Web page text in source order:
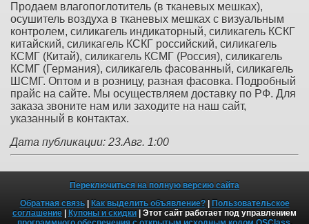
Продаем влагопоглотитель (в тканевых мешках),
осушитель воздуха в тканевых мешках с визуальным
контролем, силикагель индикаторный, силикагель КСКГ
китайский, силикагель КСКГ российский, силикагель
КСМГ (Китай), силикагель КСМГ (Россия), силикагель
КСМГ (Германия), силикагель фасованный, силикагель
ШСМГ. Оптом и в розницу, разная фасовка. Подробный
прайс на сайте. Мы осуществляем доставку по РФ. Для
заказа звоните нам или заходите на наш сайт,
указанный в контактах.
Дата публикации: 23.Авг. 1:00
Переключиться на полную версию сайта
Обратная связь| Как выделить объявление?|
Пользовательское
соглашение
Купоны и скидки | Этот сайт работает под управлением